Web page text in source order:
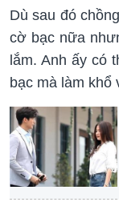
Dù sau đó
cờ bạc nữa
lắm. Anh ấy có
bạc mà làm khổ